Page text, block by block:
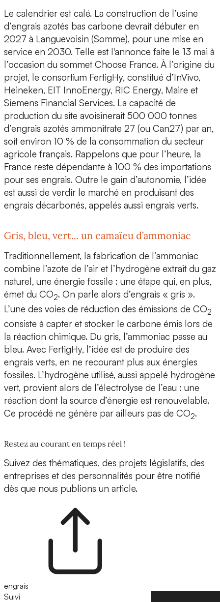
Le calendrier est calé. La construction de l’usine
d’engrais azotés bas carbone devrait débuter en
2027 à Languevoisin (Somme), pour une mise en
service en 2030. Telle est l'annonce faite le 13 mai à
l’occasion du sommet Choose France. À l’origine du
projet, le consortium FertigHy, constitué d’InVivo,
Heineken, EIT InnoEnergy, RIC Energy, Maire et
Siemens Financial Services. La capacité de
production du site avoisinerait 500 000 tonnes
d’engrais azotés ammonitrate 27 (ou Can27) par an,
soit environ 10 % de la consommation du secteur
agricole français. Rappelons que pour l’heure, la
France reste dépendante à 100 % des importations
pour ses engrais. Outre le gain d’autonomie, l’idée
est aussi de verdir le marché en produisant des
engrais décarbonés, appelés aussi engrais verts.
Gris, bleu, vert... un camaïeu d’ammoniac
Traditionnellement, la fabrication de l’ammoniac
combine l’azote de l’air et l’hydrogène extrait du gaz
naturel, une énergie fossile : une étape qui, en plus,
émet du CO2. On parle alors d’engrais « gris ».
L’une des voies de réduction des émissions de CO2
consiste à capter et stocker le carbone émis lors de
la réaction chimique. Du gris, l’ammoniac passe au
bleu. Avec FertigHy, l’idée est de produire des
engrais verts, en ne recourant plus aux énergies
fossiles. L’hydrogène utilisé, aussi appelé hydrogène
vert, provient alors de l’électrolyse de l’eau : une
réaction dont la source d’énergie est renouvelable.
Ce procédé ne génère par ailleurs pas de CO2.
Restez au courant en temps réel !
Suivez des thématiques, des projets législatifs, des
entreprises et des personnalités pour être notifié
dès que nous publions un article.
engrais
Suivi